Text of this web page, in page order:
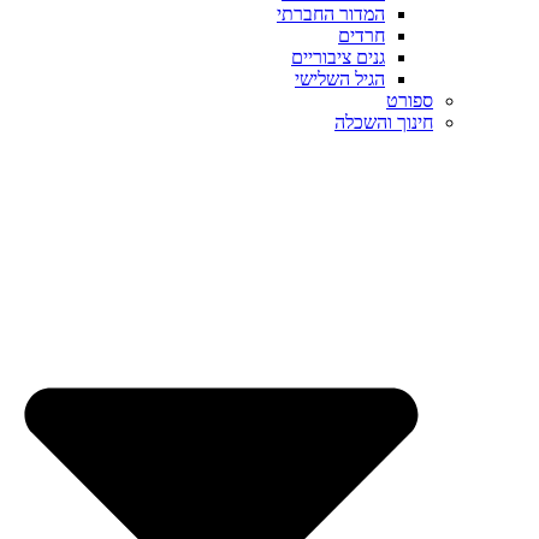
המדור החברתי
חרדים
גנים ציבוריים
הגיל השלישי
ספורט
חינוך והשכלה